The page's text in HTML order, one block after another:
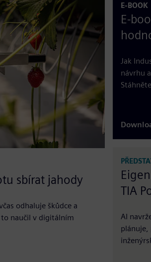
sbírat jahody
odhaluje škůdce a
naučil v digitálním
E-BOOK
E-
Jak
návrhu
TIA
AI
plánuje,